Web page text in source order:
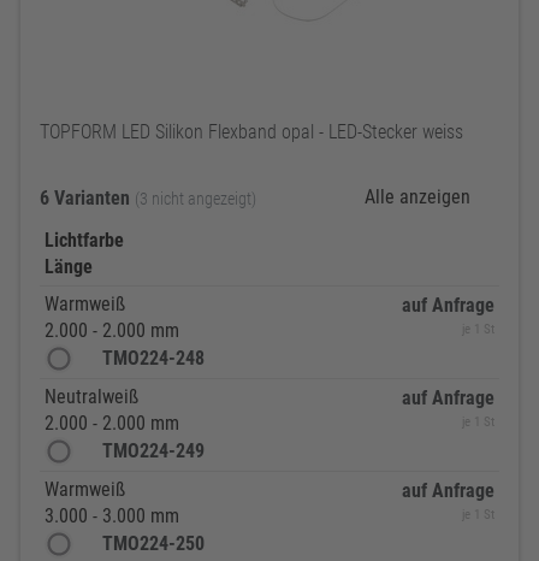
TOPFORM LED Silikon Flexband opal - LED-Stecker weiss
6 Varianten (3 nicht angezeigt)
Alle anzeigen
Lichtfarbe
Länge
Warmweiß
2.000 - 2.000 mm
TMO224-248
auf Anfrage
je 1 St
Neutralweiß
2.000 - 2.000 mm
TMO224-249
auf Anfrage
je 1 St
Warmweiß
3.000 - 3.000 mm
TMO224-250
auf Anfrage
je 1 St